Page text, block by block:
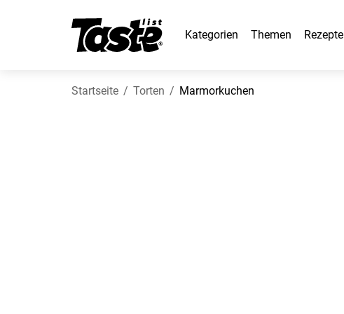
Kategorien Themen Rezepte
Startseite Torten Marmorkuchen